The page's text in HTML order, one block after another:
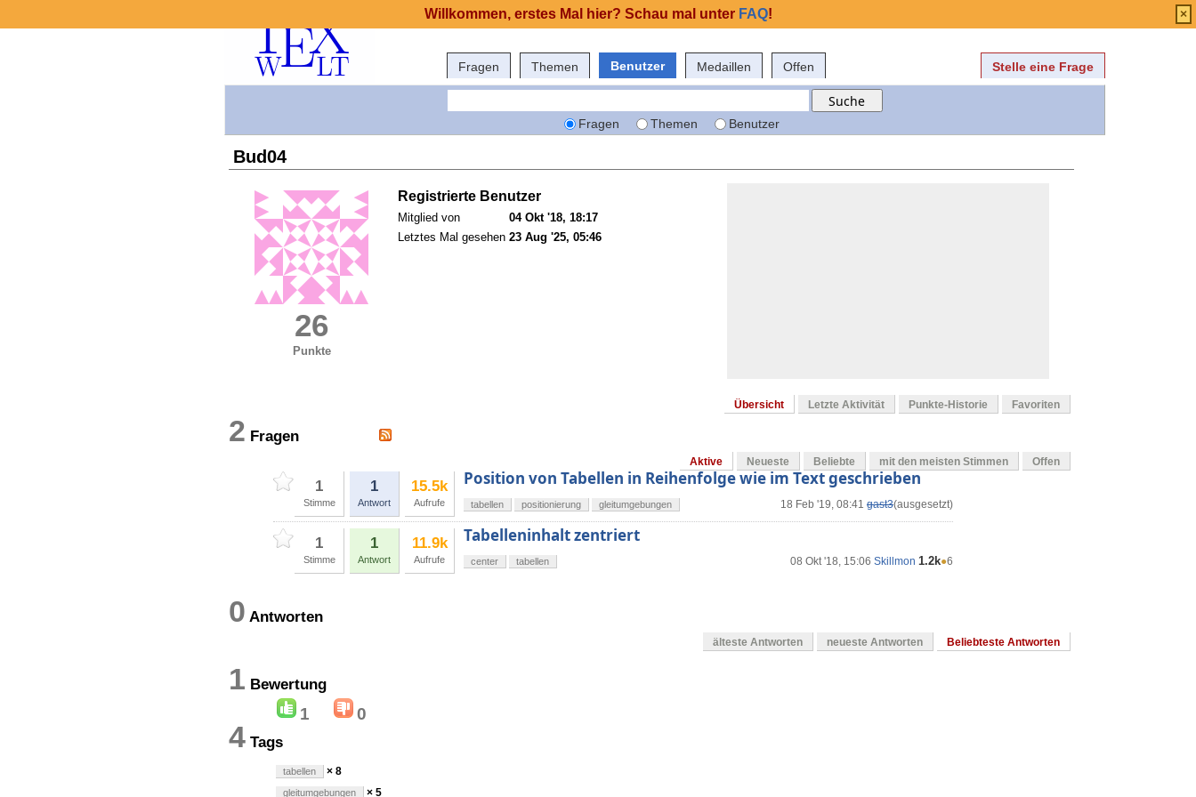
Fragen Themen Benutzer Medaillen Offen Stelle eine Frage
Fragen Themen Benutzer
Bud04
26
Punkte
Registrierte Benutzer
Mitglied von
04 Okt '18, 18:17
Letztes Mal gesehen 23 Aug '25, 05:46
Übersicht Letzte Aktivität Punkte-Historie Favoriten
2 Fragen
Aktive Neueste Beliebte mit den meisten Stimmen Offen
1
Stimme
1
Antwort
15.5k
Aufrufe
Position von Tabellen in Reihenfolge wie im Text geschrieben
18 Feb '19, 08:41 gast3(ausgesetzt)
tabellen positionierung gleitumgebungen
1
Stimme
1
Antwort
11.9k
Aufrufe
Tabelleninhalt zentriert
08 Okt '18, 15:06 Skillmon 1.2k●6
center tabellen
0 Antworten
älteste Antworten neueste Antworten Beliebteste Antworten
1 Bewertung
1 0
4 Tags
tabellen × 8
gleitumgebungen × 5
Willkommen, erstes Mal hier? Schau mal unter FAQ! ×